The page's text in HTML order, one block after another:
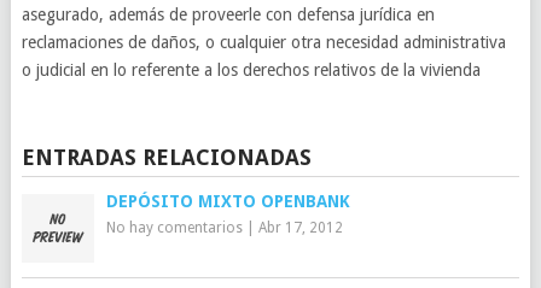
asegurado, además de proveerle con defensa jurídica en
reclamaciones de daños, o cualquier otra necesidad administrativa
o judicial en lo referente a los derechos relativos de la vivienda
ENTRADAS RELACIONADAS
DEPÓSITO MIXTO OPENBANK
No hay comentarios| Abr 17, 2012